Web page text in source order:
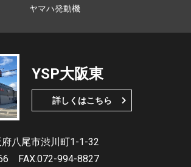
ヤマハ発動機
YSP大阪東
詳しくはこちら
八尾市渋川町1-1-32
FAX.072-994-8827